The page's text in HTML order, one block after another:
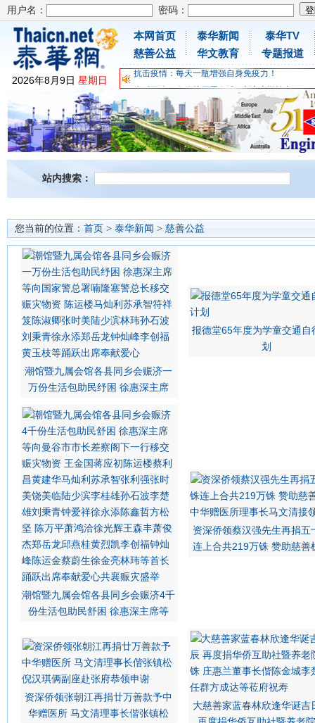
用户名： 密码：
2026年8月9日 星期日
本网首页
慈善公益
泰华新闻
华文教育
泰华TV
专题报道
为时不晚，人体胶原蛋白维C应该这样补充
关爱儿童健康，免费领取日本原装尤妮佳超立体
抗击疫情：每天一瓶增强自身免疫力！
为时不晚，人体胶原蛋白维C应该这样补充
关爱儿童健康，免费领取日本原装尤妮佳超立体
抗击疫情：每天一瓶增强自身免疫力！
站内搜索：
您当前的位置： 首页 > 泰华新闻 > 慈善公益
潮馆暨九属会馆各县同乡会赈济一
万份生活包助民纾困 徐惠深主席
报德堂65年度为学童交通自
划
潮馆暨九属会馆各县同乡会赈济4千
份生活包助民舒困 徐惠深主席等
资深侨领蔡汉强先生再捐五
连上合共219万铢 赞助慈善
资深侨领张朝江再捐廿万善款予中
华赠医所 马文清理事长偕张镇松
大慈善家蓝春林欣逢华诞吉